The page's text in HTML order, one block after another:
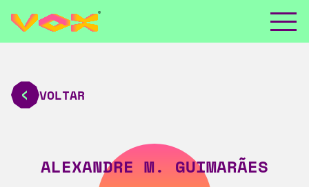
VOLTAR
ALEXANDRE M. GUIMARÃES